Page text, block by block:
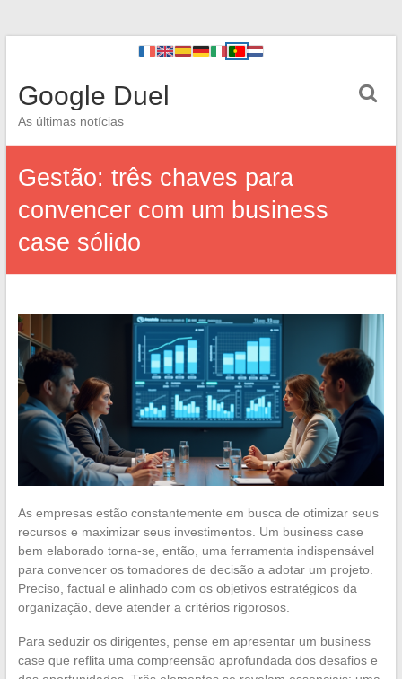
Google Duel
As últimas notícias
Gestão: três chaves para
convencer com um business
case sólido
As empresas estão constantemente em busca de otimizar seus
recursos e maximizar seus investimentos. Um business case
bem elaborado torna-se, então, uma ferramenta indispensável
para convencer os tomadores de decisão a adotar um projeto.
Preciso, factual e alinhado com os objetivos estratégicos da
organização, deve atender a critérios rigorosos.
Para seduzir os dirigentes, pense em apresentar um business
case que reflita uma compreensão aprofundada dos desafios e